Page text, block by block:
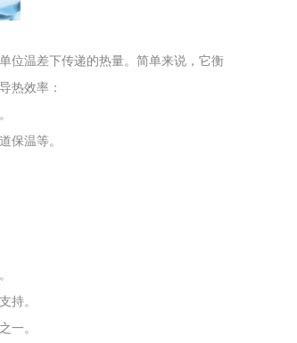
位温差下传递的热量。简单来说，它衡
热效率：
保温等。
持。
一。